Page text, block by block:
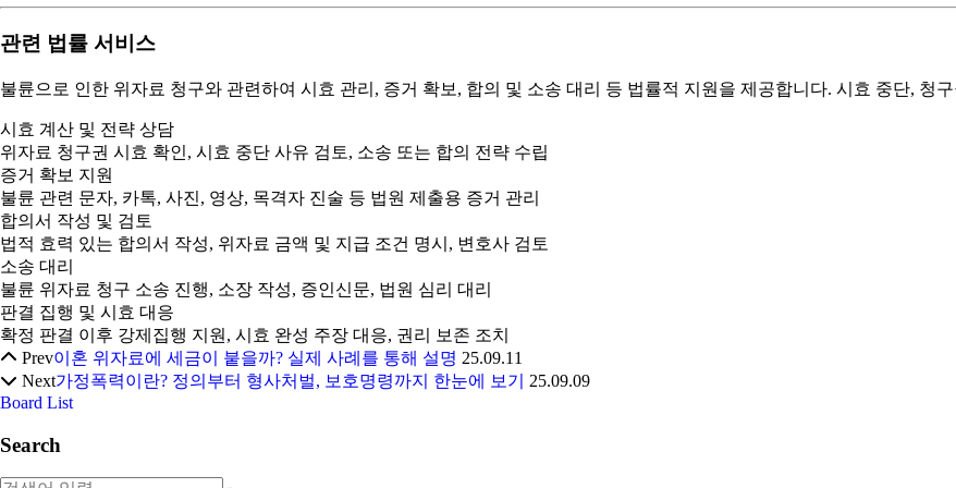
관련 법률 서비스
불륜으로 인한 위자료 청구와 관련하여 시효 관리, 증거 확보, 합의 및 소송 대리 등 법률적 지원을 제공합니다. 시효 중단, 청
시효 계산 및 전략 상담
위자료 청구권 시효 확인, 시효 중단 사유 검토, 소송 또는 합의 전략 수립
증거 확보 지원
불륜 관련 문자, 카톡, 사진, 영상, 목격자 진술 등 법원 제출용 증거 관리
합의서 작성 및 검토
법적 효력 있는 합의서 작성, 위자료 금액 및 지급 조건 명시, 변호사 검토
소송 대리
불륜 위자료 청구 소송 진행, 소장 작성, 증인신문, 법원 심리 대리
판결 집행 및 시효 대응
확정 판결 이후 강제집행 지원, 시효 완성 주장 대응, 권리 보존 조치
Prev이혼 위자료에 세금이 붙을까? 실제 사례를 통해 설명 25.09.11
Next가정폭력이란? 정의부터 형사처벌, 보호명령까지 한눈에 보기
25.09.09
Board List
Search